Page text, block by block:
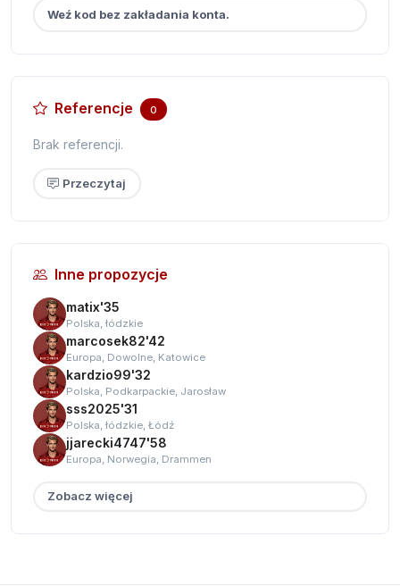
Weź kod bez zakładania konta.
Referencje 0
Brak referencji.
Przeczytaj
Inne propozycje
matix'35
Polska, łódzkie
marcosek82'42
Europa, Dowolne, Katowice
kardzio99'32
Polska, Podkarpackie, Jarosław
sss2025'31
Polska, łódzkie, Łódź
jjarecki4747'58
Europa, Norwegia, Drammen
Zobacz więcej